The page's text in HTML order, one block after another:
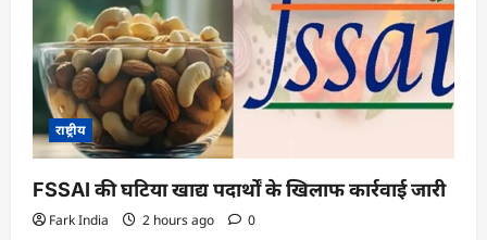
राष्ट्रीय
FSSAI की घटिया खाद्य पदार्थों के खिलाफ कार्रवाई जारी
Fark India 2 hours ago 0